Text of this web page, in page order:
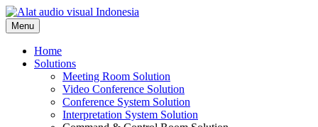
Skip
to
content
Menu
Home
Solutions
Meeting Room Solution
Video Conference Solution
Conference System Solution
Interpretation System Solution